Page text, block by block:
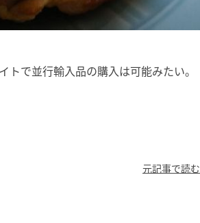
で並行輸入品の購入は可能みたい。
元記事で読む